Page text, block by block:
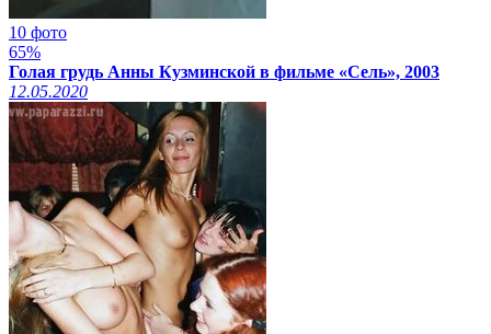
10 фото
65%
Голая грудь Анны Кузминской в фильме «Сель», 2003
12.05.2020